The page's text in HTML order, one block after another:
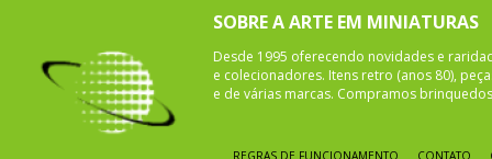
SOBRE A ARTE EM MINIATURAS
Desde 1995 oferecendo novidades e
e colecionadores. Itens retro (anos 80),
e de várias marcas. Compramos
REGRAS DE FUNCIONAMENTO CONTATO